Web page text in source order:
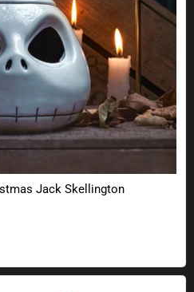
Jack Skellington